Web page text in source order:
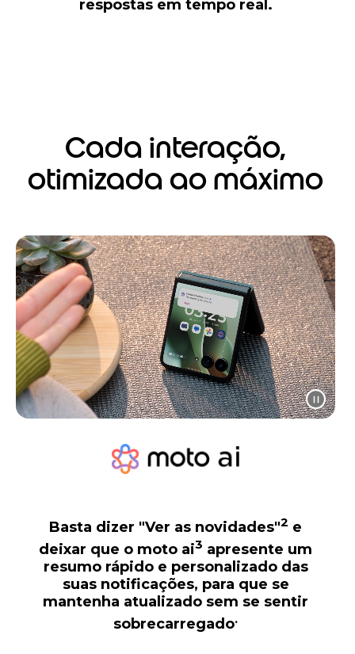
respostas em tempo real.
Cada interação,
otimizada ao máximo
Basta dizer "Ver as novidades"2 e
deixar que o moto ai3 apresente um
resumo rápido e personalizado das
suas notificações, para que se
mantenha atualizado sem se sentir
sobrecarregado.